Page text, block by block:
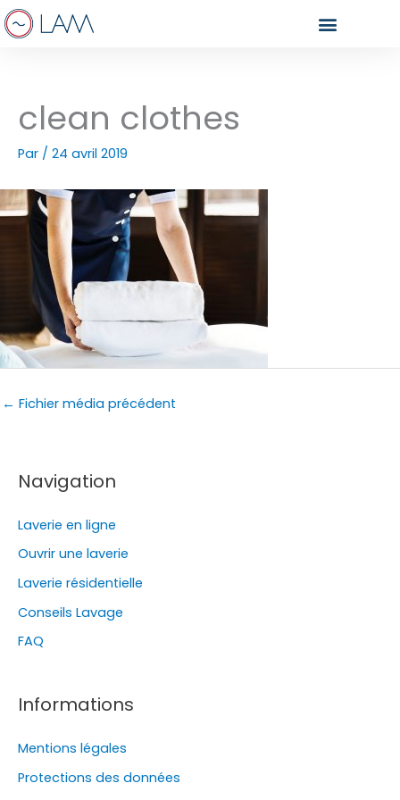
Aller
au
clean clothes
Par / 24 avril 2019
← Fichier média précédent
Navigation
Laverie en ligne
Ouvrir une laverie
Laverie résidentielle
Conseils Lavage
FAQ
Informations
Mentions légales
Protections des données